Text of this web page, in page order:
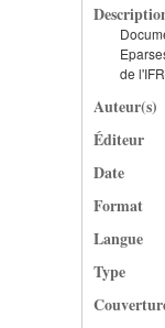
de
Auteur(s)
Éditeur
Date
Format
Langue
Type